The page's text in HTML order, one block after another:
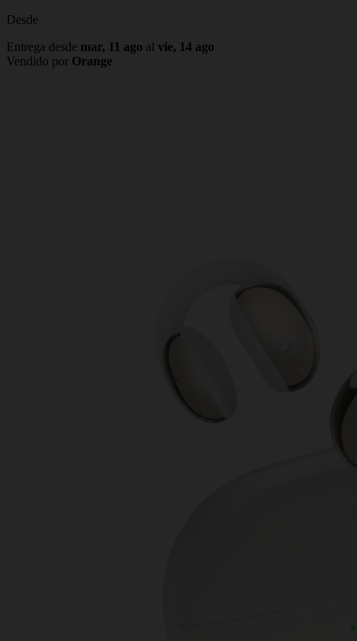
Desde
Entrega desde mar, 11 ago al vie, 14 ago
Vendido por Orange